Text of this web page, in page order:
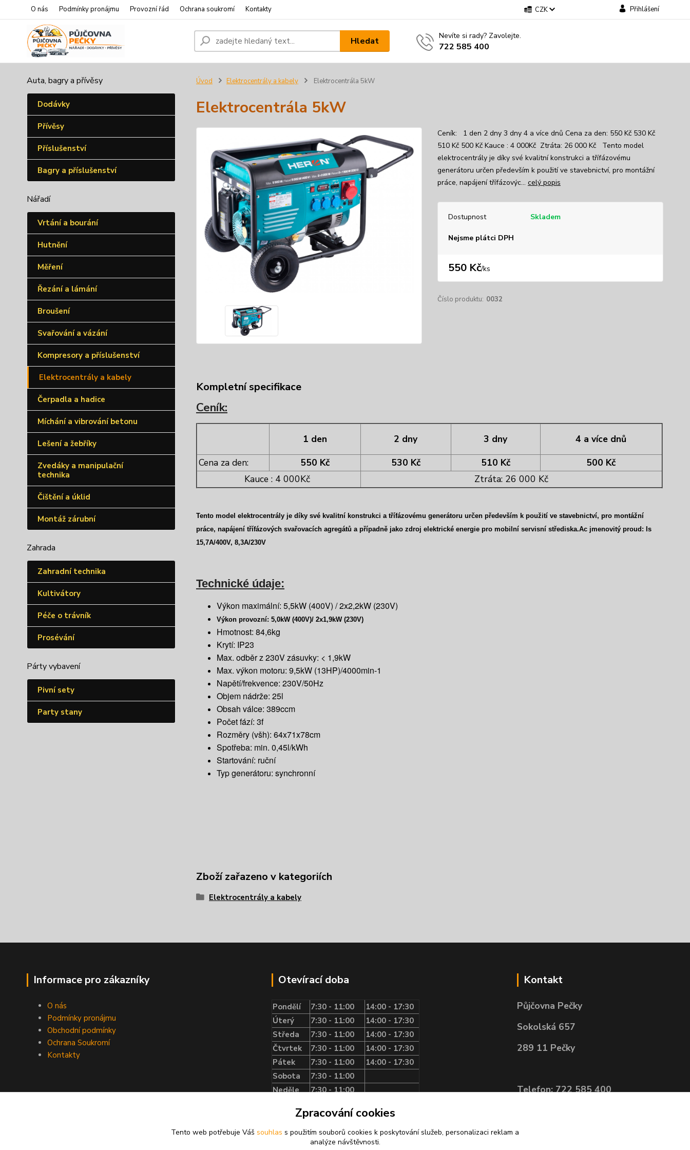
O nás Podmínky pronájmu Provozní řád Ochrana soukromí Kontakty CZK Přihlášení
Hledat Nevíte si rady? Zavolejte.
722 585 400
Auta, bagry a přívěsy
Dodávky
Přívěsy
Příslušenství
Bagry a příslušenství
Nářadí
Vrtání a bourání
Hutnění
Měření
Řezání a lámání
Broušení
Svařování a vázání
Kompresory a příslušenství
Elektrocentrály a kabely
Čerpadla a hadice
Míchání a vibrování betonu
Lešení a žebříky
Zvedáky a manipulační
technika
Čištění a úklid
Montáž zárubní
Zahrada
Zahradní technika
Kultivátory
Péče o trávník
Prosévání
Párty vybavení
Pivní sety
Party stany
Úvod Elektrocentrály a kabely Elektrocentrála 5kW
Elektrocentrála 5kW
Ceník: 1 den 2 dny 3 dny 4 a více dnů Cena za den: 550 Kč 530 Kč
510 Kč 500 Kč Kauce : 4 000Kč Ztráta: 26 000 Kč Tento model
elektrocentrály je díky své kvalitní konstrukci a třífázovému
generátoru určen především k použití ve stavebnictví, pro montážní
práce, napájení třífázovýc... celý popis
Dostupnost Skladem
Nejsme plátci DPH
550 Kč/ks
Číslo produktu: 0032
Kompletní specifikace
Ceník:
1 den 2 dny 3 dny
4 a více dnů
Cena za den:
550 Kč 530 Kč 510 Kč
500 Kč
Kauce : 4 000Kč
Ztráta: 26 000 Kč
Tento model elektrocentrály je díky své kvalitní konstrukci a třífázovému generátoru určen především k použití ve stavebnictví, pro montážní
práce, napájení třífázových svařovacích agregátů a případně jako zdroj elektrické energie pro mobilní servisní střediska.Ac jmenovitý proud: Is
15,7A/400V, 8,3A/230V
Technické údaje:
Výkon maximální: 5,5kW (400V) / 2x2,2kW (230V)
Výkon provozní: 5,0kW (400V)/ 2x1,9kW (230V)
Hmotnost: 84,6kg
Krytí: IP23
Max. odběr z 230V zásuvky: < 1,9kW
Max. výkon motoru: 9,5kW (13HP)/4000min-1
Napětí/frekvence: 230V/50Hz
Objem nádrže: 25l
Obsah válce: 389ccm
Počet fází: 3f
Rozměry (všh): 64x71x78cm
Spotřeba: min. 0,45l/kWh
Startování: ruční
Typ generátoru: synchronní
Zboží zařazeno v kategoriích
Elektrocentrály a kabely
Informace pro zákazníky
O nás
Podmínky pronájmu
Obchodní podmínky
Ochrana Soukromí
Kontakty
Otevírací doba
Pondělí 7:30 - 11:00
14:00 - 17:30
Úterý
7:30 - 11:00
14:00 - 17:30
Středa
7:30 - 11:00
14:00 - 17:30
Čtvrtek
7:30 - 11:00
14:00 - 17:30
Pátek
7:30 - 11:00
14:00 - 17:30
Sobota
7:30 - 11:00
Neděle
7:30 - 11:00
zavolání.
Kontakt
Půjčovna Pečky
Sokolská 657
289 11 Pečky
Telefon: 722 585 400
Zpracování cookies
Tento web potřebuje Váš souhlas s použitím souborů cookies k poskytování služeb, personalizaci reklam a
analýze návštěvnosti.